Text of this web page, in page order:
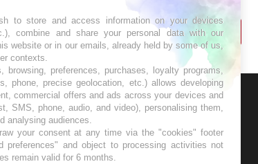
les meilleures
to store and access information on your devices
combine and share your personal data with our
website or in our emails, already held by some of us,
contexts.
browsing, preferences, purchases, loyalty programs,
phone, precise geolocation, etc.) allows developing
commercial offers and ads across your devices and
SMS, phone, audio, and video), personalising them,
analysing audiences.
your consent at any time via the "cookies" footer
preferences" and object to processing activities not
remain valid for 6 months.